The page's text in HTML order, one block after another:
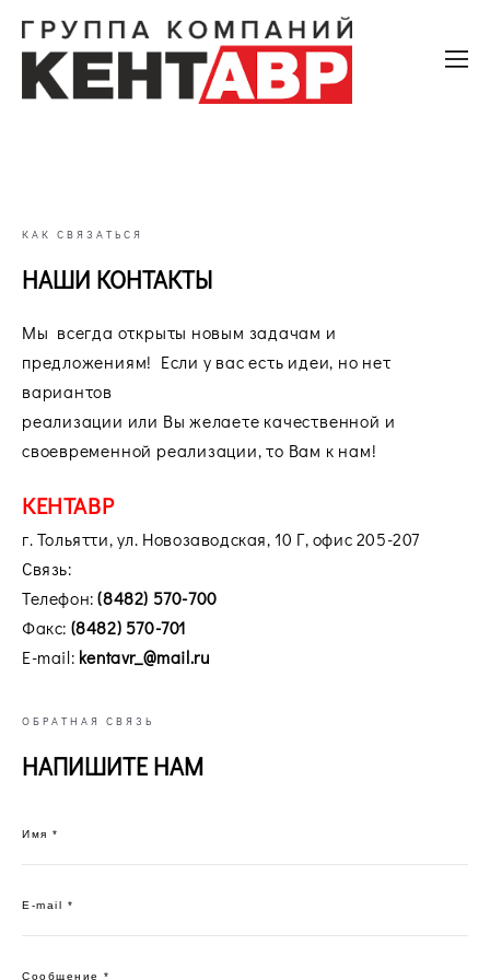
КАК СВЯЗАТЬСЯ
НАШИ КОНТАКТЫ
Мы всегда открыты новым задачам и
предложениям! Если у вас есть идеи, но нет
вариантов
реализации или Вы желаете качественной и
своевременной реализации, то Вам к нам!
КЕНТАВР
г. Тольятти, ул. Новозаводская, 10 Г, офис 205-207
Связь:
Телефон:(8482) 570-700
Факс: (8482) 570-701
E-mail: kentavr_@mail.ru
ОБРАТНАЯ СВЯЗЬ
НАПИШИТЕ НАМ
Имя *
E-mail *
Сообщение *